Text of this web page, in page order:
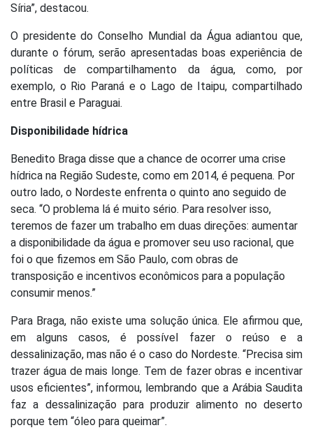
Síria”, destacou.
O presidente do Conselho Mundial da Água adiantou que,
durante o fórum, serão apresentadas boas experiência de
políticas de compartilhamento da água, como, por
exemplo, o Rio Paraná e o Lago de Itaipu, compartilhado
entre Brasil e Paraguai.
Disponibilidade hídrica
Benedito Braga disse que a chance de ocorrer uma crise
hídrica na Região Sudeste, como em 2014, é pequena. Por
outro lado, o Nordeste enfrenta o quinto ano seguido de
seca. “O problema lá é muito sério. Para resolver isso,
teremos de fazer um trabalho em duas direções: aumentar
a disponibilidade da água e promover seu uso racional, que
foi o que fizemos em São Paulo, com obras de
transposição e incentivos econômicos para a população
consumir menos.”
Para Braga, não existe uma solução única. Ele afirmou que,
em alguns casos, é possível fazer o reúso e a
dessalinização, mas não é o caso do Nordeste. “Precisa sim
trazer água de mais longe. Tem de fazer obras e incentivar
usos eficientes”, informou, lembrando que a Arábia Saudita
faz a dessalinização para produzir alimento no deserto
porque tem “óleo para queimar”.